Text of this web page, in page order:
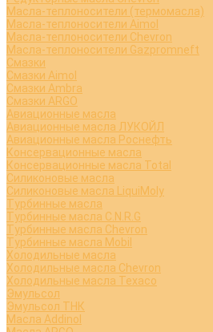
Масла-теплоносители (термомасла)
Масла-теплоносители Aimol
Масла-теплоносители Chevron
Масла-теплоносители Gazpromneft
Смазки
Смазки Aimol
Смазки Ambra
Смазки ARGO
Авиационные масла
Авиационные масла ЛУКОЙЛ
Авиационные масла Роснефть
Консервационные масла
Консервационные масла Total
Силиконовые масла
Силиконовые масла LiquiMoly
Турбинные масла
Турбинные масла C.N.R.G
Турбинные масла Chevron
Турбинные масла Mobil
Холодильные масла
Холодильные масла Chevron
Холодильные масла Texaco
Эмульсол
Эмульсол ТНК
Масла Addinol